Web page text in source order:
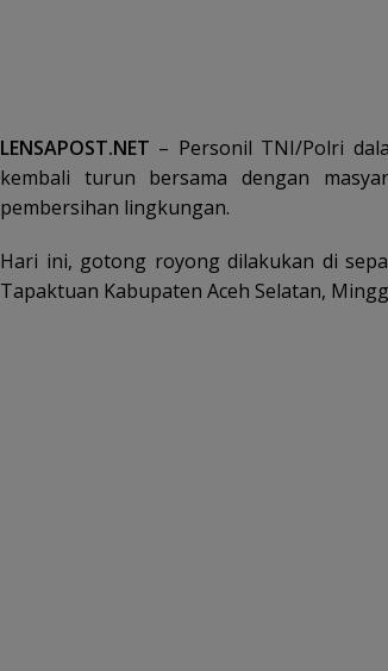
LENSAPOST.NET – Personil TNI/Polri
kembali turun bersama dengan
pembersihan lingkungan.
Hari ini, gotong royong dilakukan di
Tapaktuan Kabupaten Aceh Selatan,